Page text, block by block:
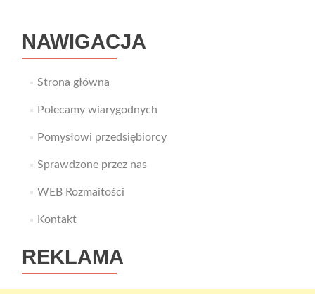
NAWIGACJA
Strona główna
Polecamy wiarygodnych
Pomysłowi przedsiębiorcy
Sprawdzone przez nas
WEB Rozmaitości
Kontakt
REKLAMA